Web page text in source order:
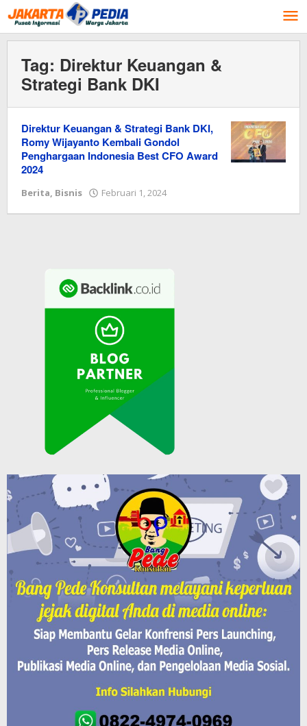
Lewati
ke
konten
Tag: Direktur Keuangan &
Strategi Bank DKI
Direktur Keuangan & Strategi Bank DKI,
Romy Wijayanto Kembali Gondol
Penghargaan Indonesia Best CFO Award
2024
Berita, Bisnis Februari 1, 2024